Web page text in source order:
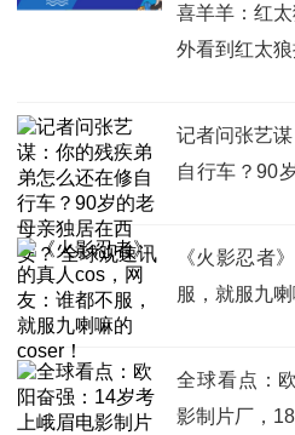
喜羊羊：红
外看到红太
记者问张艺
自行车？90
《火影忍者
服，就服九喇
全球看点：
影制片厂，